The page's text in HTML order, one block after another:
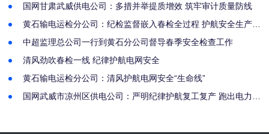
国网甘肃武威供电公司：多措并举提质增效 筑牢审计质量防线
黄石输电运检分公司：纪检监督嵌入春检全过程 护航安全生产责
中超监理总公司一行到黄石分公司督导春季安全检查工作
清风劲吹春检一线 纪律护航电网安全
黄石输电运检分公司：清风护航电网安全“生命线”
国网武威市凉州区供电公司：严明纪律护航复工复产 跑出电力保